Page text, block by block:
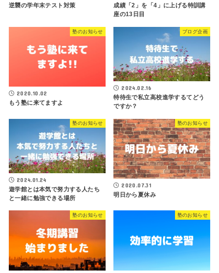
逆襲の学年末テスト対策
成績「2」を「4」に上げる特訓講
座の13日目
塾のお知らせ
2020.10.02
もう塾に来てますよ
ブログ企画
2024.02.16
特待生で私立高校進学するてどう
ですか？
塾のお知らせ
2024.01.24
遊学館とは本気で努力する人たち
と一緒に勉強できる場所
塾のお知らせ
2020.07.31
明日から夏休み
塾のお知らせ 塾のお知らせ